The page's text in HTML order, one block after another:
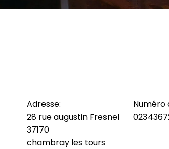
Adresse:
28 rue augustin Fresnel
37170
chambray les tours
Numéro